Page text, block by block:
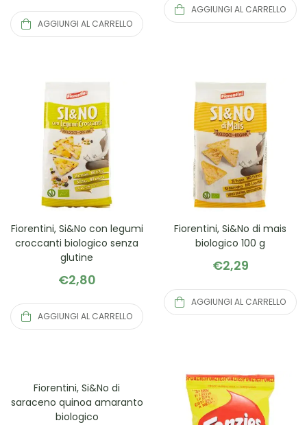
AGGIUNGI AL CARRELLO
AGGIUNGI AL CARRELLO
Fiorentini, Si&No con legumi
croccanti biologico senza
glutine
€2,80
AGGIUNGI AL CARRELLO
Fiorentini, Si&No di mais
biologico 100 g
€2,29
AGGIUNGI AL CARRELLO
Fiorentini, Si&No di
saraceno quinoa amaranto
biologico